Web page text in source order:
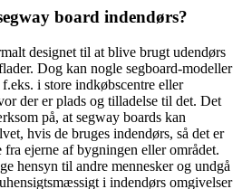
board indendørs?
designet til at blive brugt udendørs
Dog kan nogle segboard-modeller
i store indkøbscentre eller
der er plads og tilladelse til det. Det
på, at segway boards kan
hvis de bruges indendørs, så det er
ejerne af bygningen eller området.
hensyn til andre mennesker og undgå
i indendørs omgivelser